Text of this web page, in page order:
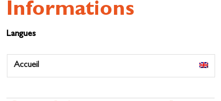
Informations
Langues
Accueil